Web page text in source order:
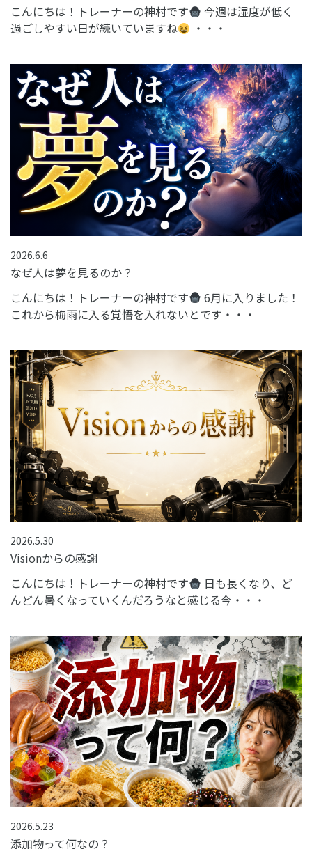
こんにちは！トレーナーの神村です
今週は湿度が低く
過ごしやすい日が続いていますね
・・・
2026.6.6
なぜ人は夢を見るのか？
こんにちは！トレーナーの神村です
6月に入りました！
これから梅雨に入る覚悟を入れないとです・・・
2026.5.30
Visionからの感謝
こんにちは！トレーナーの神村です
日も長くなり、ど
んどん暑くなっていくんだろうなと感じる今・・・
2026.5.23
添加物って何なの？